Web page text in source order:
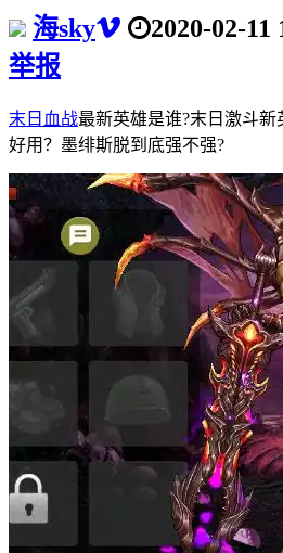
海sky 2020-02-11
举报
末日血战最新英雄是谁?末日激斗
好用？墨绯斯脱到底强不强?